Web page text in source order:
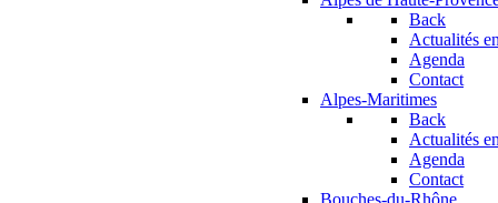
Back
Actualités
Agenda
Contact
Alpes-Maritimes
Back
Actualités
Agenda
Contact
Bouches-du-Rhône